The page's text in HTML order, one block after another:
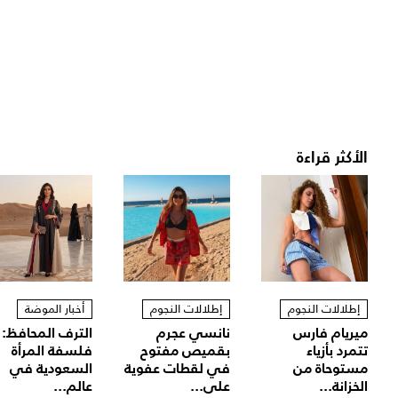
الأكثر قراءة
إطلالات النجوم
ميريام فارس
تتمرد بأزياء
مستوحاة من
الخزانة...
إطلالات النجوم
نانسي عجرم
بقميص مفتوح
في لقطات عفوية
على...
أخبار الموضة
الترف المحافظ:
فلسفة المرأة
السعودية في
عالم...